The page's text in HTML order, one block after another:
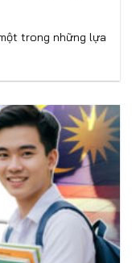
trong những lựa